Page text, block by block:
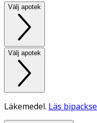
Välj apotek
Välj apotek
Läkemedel. Läs